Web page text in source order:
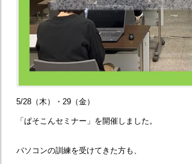
5/28（木）・29（金）
「ぱそこんセミナー」を開催しました。
パソコンの訓練を受けてきた方も、